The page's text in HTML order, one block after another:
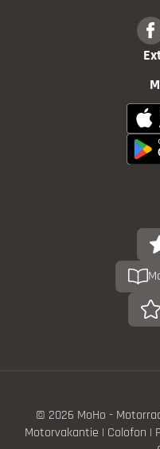
© 2026 MoHo -
Motorvakantie | Colofon |